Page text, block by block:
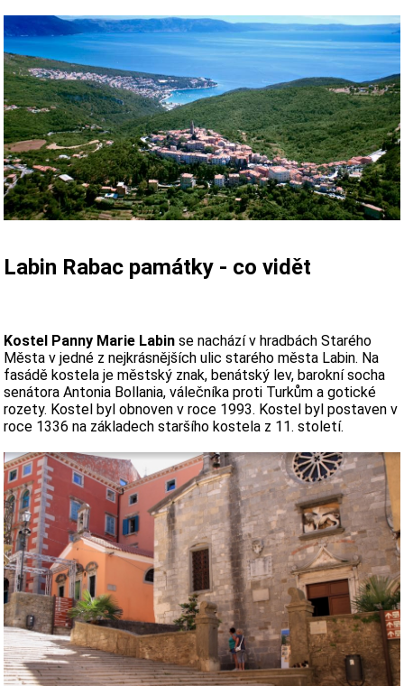
Labin Rabac památky - co vidět
Kostel Panny Marie Labinse nachází v hradbách Starého
Města v jedné z nejkrásnějších ulic starého města Labin. Na
fasádě kostela je městský znak, benátský lev, barokní socha
senátora Antonia Bollania, válečníka proti Turkům a gotické
rozety. Kostel byl obnoven v roce 1993. Kostel byl postaven v
roce 1336 na základech staršího kostela z 11. století.